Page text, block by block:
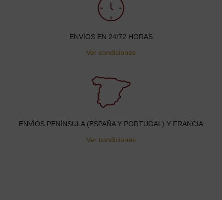
ENVÍOS EN 24/72 HORAS
Ver condiciones
ENVÍOS PENÍNSULA (ESPAÑA Y PORTUGAL) Y FRANCIA
Ver condiciones